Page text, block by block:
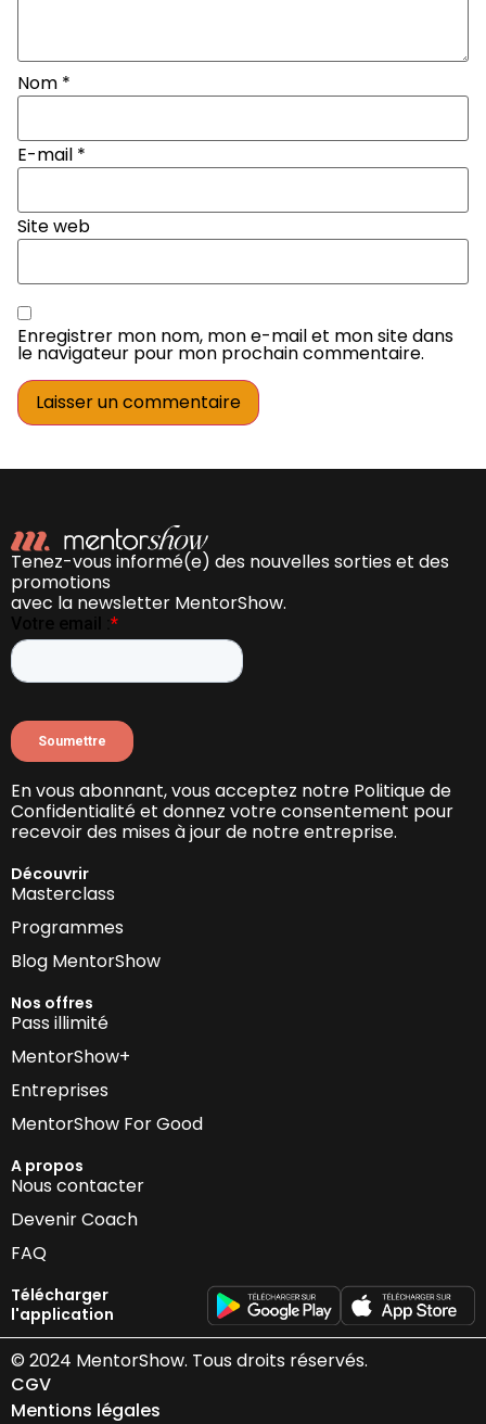
Nom *
E-mail *
Site web
Enregistrer mon nom, mon e-mail et mon site dans
le navigateur pour mon prochain commentaire.
Tenez-vous informé(e) des nouvelles sorties et des
promotions
avec la newsletter MentorShow.
En vous abonnant, vous acceptez notre Politique de
Confidentialité et donnez votre consentement pour
recevoir des mises à jour de notre entreprise.
Découvrir
Masterclass
Programmes
Blog MentorShow
Nos offres
Pass illimité
MentorShow+
Entreprises
MentorShow For Good
A propos
Nous contacter
Devenir Coach
FAQ
Télécharger
l'application
© 2024 MentorShow. Tous droits réservés.
CGV
Mentions légales